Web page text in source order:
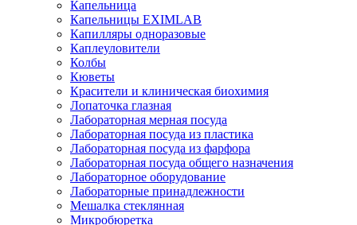
Капельница
Капельницы EXIMLAB
Капилляры одноразовые
Каплеуловители
Колбы
Кюветы
Красители и клиническая биохимия
Лопаточка глазная
Лабораторная мерная посуда
Лабораторная посуда из пластика
Лабораторная посуда из фарфора
Лабораторная посуда общего назначения
Лабораторное оборудование
Лабораторные принадлежности
Мешалка стеклянная
Микробюретка